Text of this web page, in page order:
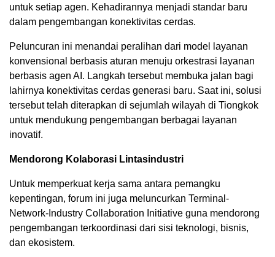
untuk setiap agen. Kehadirannya menjadi standar baru
dalam pengembangan konektivitas cerdas.
Peluncuran ini menandai peralihan dari model layanan
konvensional berbasis aturan menuju orkestrasi layanan
berbasis agen AI. Langkah tersebut membuka jalan bagi
lahirnya konektivitas cerdas generasi baru. Saat ini, solusi
tersebut telah diterapkan di sejumlah wilayah di Tiongkok
untuk mendukung pengembangan berbagai layanan
inovatif.
Mendorong Kolaborasi Lintasindustri
Untuk memperkuat kerja sama antara pemangku
kepentingan, forum ini juga meluncurkan Terminal-
Network-Industry Collaboration Initiative guna mendorong
pengembangan terkoordinasi dari sisi teknologi, bisnis,
dan ekosistem.